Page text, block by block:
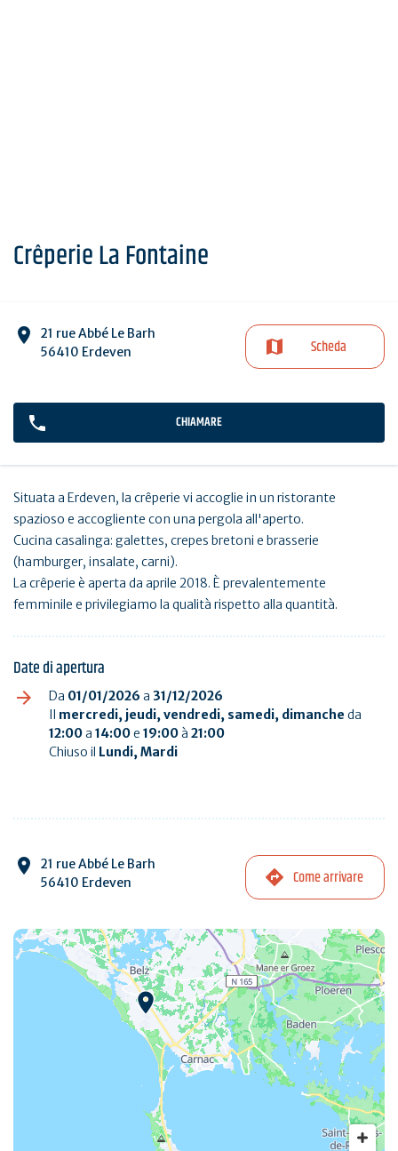
Crêperie La Fontaine
21 rue Abbé Le Barh
56410 Erdeven
Scheda
CHIAMARE
Situata a Erdeven, la crêperie vi accoglie in un ristorante
spazioso e accogliente con una pergola all'aperto.
Cucina casalinga: galettes, crepes bretoni e brasserie
(hamburger, insalate, carni).
La crêperie è aperta da aprile 2018. È prevalentemente
femminile e privilegiamo la qualità rispetto alla quantità.
Date di apertura
Da 01/01/2026 a 31/12/2026
mercredi, jeudi, vendredi, samedi, dimanche da
12:00a 14:00e 19:00à 21:00
Chiuso il Lundi, Mardi
21 rue Abbé Le Barh
56410 Erdeven
Come arrivare